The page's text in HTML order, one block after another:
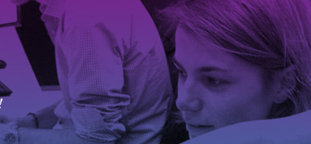
Overslaan en naar de
inhoud gaan